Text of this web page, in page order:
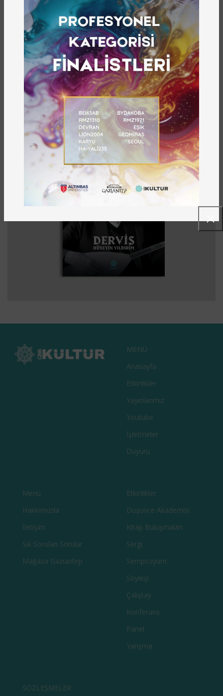
Sonraki
ÖNE ÇIKANLAR
BARAKNAĞME – BIR BARAK OZANININ
MENÜ
Anasayfa
Etkinlikler
Yayınlarımız
Youtube
İşletmeler
Duyuru
Menü
Hakkımızda
İletişim
Sık Sorulan Sorular
Mağaza Gaziantep
Etkinlikler
Düşünce Akademisi
Kitap Buluşmaları
Sergi
Sempozyum
Söyleşi
Çalıştay
Konferans
Panel
Yarışma
SÖZLEŞMELER